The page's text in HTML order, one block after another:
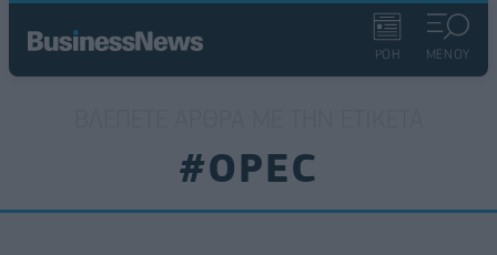
ΡΟΗ ΜΕΝΟΥ
#OPEC